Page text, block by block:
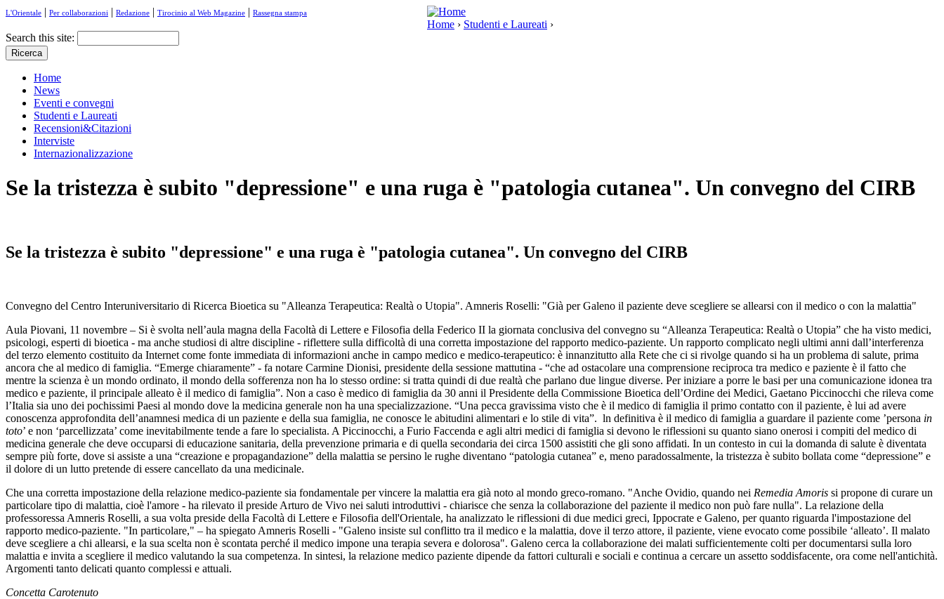
L'Orientale | Per collaborazioni | Redazione | Tirocinio al Web Magazine | Rassegna stampa
Home › Studenti e Laureati ›
Search this site:
Home
News
Eventi e convegni
Studenti e Laureati
Recensioni&Citazioni
Interviste
Internazionalizzazione
Se la tristezza è subito "depressione" e una ruga è "patologia cutanea". Un convegno del CIRB
Se la tristezza è subito "depressione" e una ruga è "patologia cutanea". Un convegno del CIRB
Convegno del Centro Interuniversitario di Ricerca Bioetica su "Alleanza Terapeutica: Realtà o Utopia". Amneris Roselli: "Già per Galeno il paziente deve scegliere se allearsi con il medico o con la malattia"
Aula Piovani, 11 novembre – Si è svolta nell’aula magna della Facoltà di Lettere e Filosofia della Federico II la giornata conclusiva del convegno su “Alleanza Terapeutica: Realtà o Utopia” che ha visto medici,
psicologi, esperti di bioetica - ma anche studiosi di altre discipline - riflettere sulla difficoltà di una corretta impostazione del rapporto medico-paziente. Un rapporto complicato negli ultimi anni dall’interferenza
del terzo elemento costituito da Internet come fonte immediata di informazioni anche in campo medico e medico-terapeutico: è innanzitutto alla Rete che ci si rivolge quando si ha un problema di salute, prima
ancora che al medico di famiglia. “Emerge chiaramente” - fa notare Carmine Dionisi, presidente della sessione mattutina - “che ad ostacolare una comprensione reciproca tra medico e paziente è il fatto che
mentre la scienza è un mondo ordinato, il mondo della sofferenza non ha lo stesso ordine: si tratta quindi di due realtà che parlano due lingue diverse. Per iniziare a porre le basi per una comunicazione idonea tra
medico e paziente, il principale alleato è il medico di famiglia”. Non a caso è medico di famiglia da 30 anni il Presidente della Commissione Bioetica dell’Ordine dei Medici, Gaetano Piccinocchi che rileva come
l’Italia sia uno dei pochissimi Paesi al mondo dove la medicina generale non ha una specializzazione. “Una pecca gravissima visto che è il medico di famiglia il primo contatto con il paziente, è lui ad avere
conoscenza approfondita dell’anamnesi medica di un paziente e della sua famiglia, ne conosce le abitudini alimentari e lo stile di vita”. ln definitiva è il medico di famiglia a guardare il paziente come ’persona in
toto’ e non ‘parcellizzata’ come inevitabilmente tende a fare lo specialista. A Piccinocchi, a Furio Faccenda e agli altri medici di famiglia si devono le riflessioni su quanto siano onerosi i compiti del medico di
medicina generale che deve occuparsi di educazione sanitaria, della prevenzione primaria e di quella secondaria dei circa 1500 assistiti che gli sono affidati. In un contesto in cui la domanda di salute è diventata
sempre più forte, dove si assiste a una “creazione e propagandazione” della malattia se persino le rughe diventano “patologia cutanea” e, meno paradossalmente, la tristezza è subito bollata come “depressione” e
il dolore di un lutto pretende di essere cancellato da una medicinale.
Che una corretta impostazione della relazione medico-paziente sia fondamentale per vincere la malattia era già noto al mondo greco-romano. "Anche Ovidio, quando nei Remedia Amoris si propone di curare un
particolare tipo di malattia, cioè l'amore - ha rilevato il preside Arturo de Vivo nei saluti introduttivi - chiarisce che senza la collaborazione del paziente il medico non può fare nulla". La relazione della
professoressa Amneris Roselli, a sua volta preside della Facoltà di Lettere e Filosofia dell'Orientale, ha analizzato le riflessioni di due medici greci, Ippocrate e Galeno, per quanto riguarda l'impostazione del
rapporto medico-paziente. "In particolare," – ha spiegato Amneris Roselli - "Galeno insiste sul conflitto tra il medico e la malattia, dove il terzo attore, il paziente, viene evocato come possibile ‘alleato’. Il malato
deve scegliere a chi allearsi, e la sua scelta non è scontata perché il medico impone una terapia severa e dolorosa". Galeno cerca la collaborazione dei malati sufficientemente colti per documentarsi sulla loro
malattia e invita a scegliere il medico valutando la sua competenza. In sintesi, la relazione medico paziente dipende da fattori culturali e sociali e continua a cercare un assetto soddisfacente, ora come nell'antichità.
Argomenti tanto delicati quanto complessi e attuali.
Concetta Carotenuto